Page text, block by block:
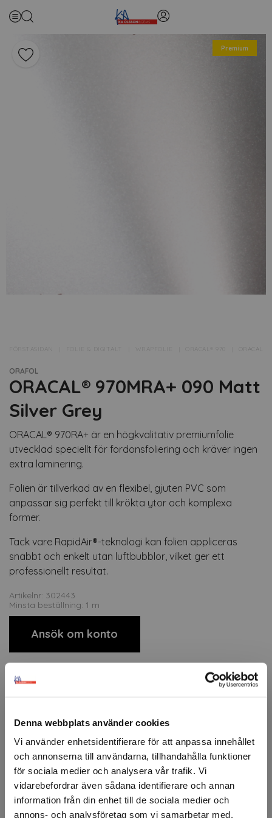
Denna webbplats använder cookies
Vi använder enhetsidentifierare för att anpassa innehållet
och annonserna till användarna, tillhandahålla funktioner
för sociala medier och analysera vår trafik. Vi
vidarebefordrar även sådana identifierare och annan
information från din enhet till de sociala medier och
annons- och analysföretag som vi samarbetar med.
Premium
FÖRSTASIDAN FOLIE & DIGITALT
ORAFOL
ORACAL® 970MRA+ 090 Matt
Silver Grey
ORACAL® 970RA+ är en högkvalitativ premiumfolie
utvecklad speciellt för fordonsfoliering och kräver ingen
extra laminering.
Folien är tillverkad av en flexibel, gjuten PVC som
anpassar sig perfekt till krökta ytor och komplexa
former.
Tack vare RapidAir®-teknologi kan folien appliceras
snabbt och enkelt utan luftbubblor, vilket ger ett
professionellt resultat.
Artikelnr: 302443
Minsta beställning: 1 m
Ansök om konto
utvecklad speciellt för fordonsfoliering och kräver ingen
extra laminering. Folien är tillverkad av en flexibel, gjuten
PVC som anpassar sig perfekt till krökta ytor och
komplexa former. Tack vare RapidAir®-teknologi kan
folien appliceras snabbt och enkelt utan luftbubblor, vilket
ger ett professionellt resultat.
Dessutom gör ProSlide-funktionen det möjligt att enkelt